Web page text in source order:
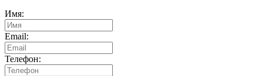
Имя:
Email:
Телефон: